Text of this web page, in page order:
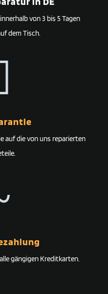
von 3 bis 5 Tagen
dem Tisch.
auf die von uns reparierten
gängigen Kreditkarten.